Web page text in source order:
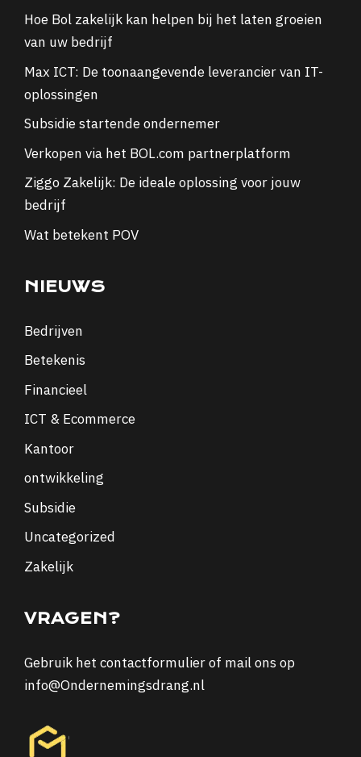
Hoe Bol zakelijk kan helpen bij het laten groeien
van uw bedrijf
Max ICT: De toonaangevende leverancier van IT-
oplossingen
Subsidie startende ondernemer
Verkopen via het BOL.com partnerplatform
Ziggo Zakelijk: De ideale oplossing voor jouw
bedrijf
Wat betekent POV
NIEUWS
Bedrijven
Betekenis
Financieel
ICT & Ecommerce
Kantoor
ontwikkeling
Subsidie
Uncategorized
Zakelijk
VRAGEN?
Gebruik het contactformulierof mail ons op
info@Ondernemingsdrang.nl